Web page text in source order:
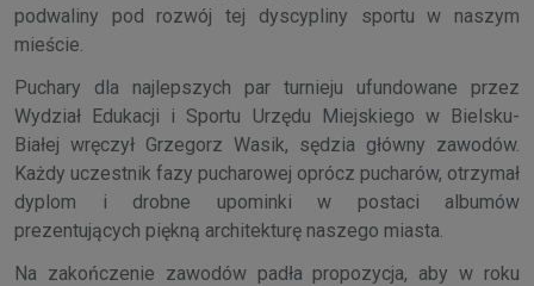
podwaliny pod rozwój tej dyscypliny sportu w naszym
mieście.
Puchary dla najlepszych par turnieju ufundowane przez
Wydział Edukacji i Sportu Urzędu Miejskiego w Bielsku-
Białej wręczył Grzegorz Wasik, sędzia główny zawodów.
Każdy uczestnik fazy pucharowej oprócz pucharów, otrzymał
dyplom i drobne upominki w postaci albumów
prezentujących piękną architekturę naszego miasta.
Na zakończenie zawodów padła propozycja, aby w roku